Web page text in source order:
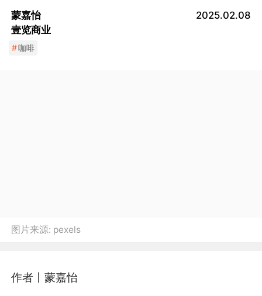
蒙嘉怡
壹览商业
2025.02.08
#咖啡
图片来源: pexels
作者丨蒙嘉怡